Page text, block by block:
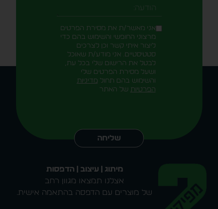
הודעה
אני מאשר/ת את מסירת הפרטים
מרצוני החופשי והשימוש בהם כדי
ליצור איתי קשר וכן לצרכים
סטטיסטיים. אני מודע/ת שאוכל
לבטל את הרישום שלי בכל עת,
ושעל מסירת הפרטים שלי
והשימוש בהם תחול מדיניות
הפרטיות של האתר
שליחה
מיתוג | עיצוב | הדפסות
אצלנו תמצאו מגוון רחב
של מוצרים עם הדפסה בהתאמה אישית.